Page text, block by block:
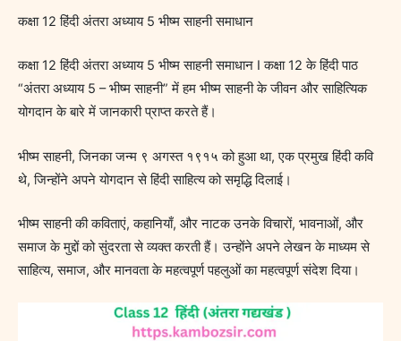
कक्षा 12 हिंदी अंतरा अध्याय 5 भीष्म साहनी समाधान
कक्षा 12 हिंदी अंतरा अध्याय 5 भीष्म साहनी समाधान I कक्षा 12 के हिंदी पाठ
“अंतरा अध्याय 5 – भीष्म साहनी” में हम भीष्म साहनी के जीवन और साहित्यिक
योगदान के बारे में जानकारी प्राप्त करते हैं।
भीष्म साहनी, जिनका जन्म ९ अगस्त १९१५ को हुआ था, एक प्रमुख हिंदी कवि
थे, जिन्होंने अपने योगदान से हिंदी साहित्य को समृद्धि दिलाई।
भीष्म साहनी की कविताएं, कहानियाँ, और नाटक उनके विचारों, भावनाओं, और
समाज के मुद्दों को सुंदरता से व्यक्त करती हैं। उन्होंने अपने लेखन के माध्यम से
साहित्य, समाज, और मानवता के महत्वपूर्ण पहलुओं का महत्वपूर्ण संदेश दिया।